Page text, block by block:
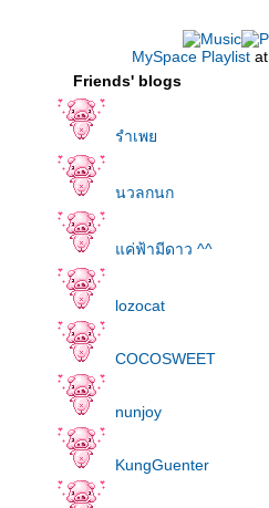
MySpace Playlistat
Friends' blogs
รำเพ
นวลกนก
ค่ฟ้ามีดาว ^^
lozocat
COCOSWEET
nunjoy
KungGuenter